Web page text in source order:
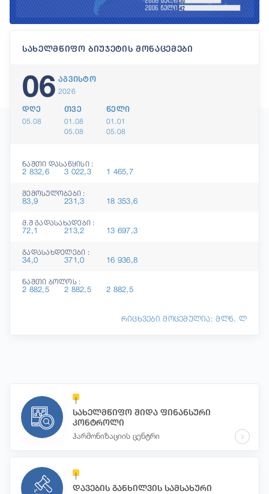
სახელმწიფო ბიუჯეტის მონაცემები
06 აგვისტო
2026
დღე
05.08
თვე
01.08
05.08
წელი
01.01
05.08
ნაშთი დასაწყისი :
2 832,6 3 022,3 1 465,7
შემოსულობები :
83,9 231,3 18 353,6
მ.შ გადასახადები :
72,1 213,2 13 697,3
გადასახდელები :
34,0 371,0 16 936,8
ნაშთი ბოლოს :
2 882,5 2 882,5 2 882,5
რიცხვები მოცემულია: მლნ. ლ
სახელმწიფო შიდა ფინანსური
კონტროლი
ჰარმონიზაციის ცენტრი
დავების განხილვის სამსახური